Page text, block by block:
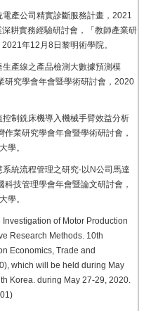
產公司精實診斷服務計畫，2021
耕實務經驗研討會，「教師產業研
年12月8日黎明術學院。
產線之產品檢測大數據預測模
研究學會年會暨學術研討會，2020
制銑床機導入機械手臂效益分析
業研究學會年會暨學術研討會，
學。
統流程管理之研究-以N公司馬達
技管理學會年會暨論文研討會，
學。
of Motor Production
Research Methods. 10th
Economics, Trade and
which will be held during May
Korea. during May 27-29, 2020.